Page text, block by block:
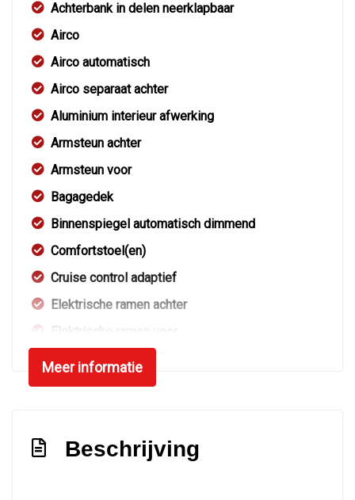
Achterbank in delen neerklapbaar
Airco
Airco automatisch
Airco separaat achter
Aluminium interieur afwerking
Armsteun achter
Armsteun voor
Bagagedek
Binnenspiegel automatisch dimmend
Comfortstoel(en)
Cruise control adaptief
Elektrische ramen achter
Elektrische ramen voor
Elektrische ramen voor en achter
Kunstlederen/microvezel bekleding
Lendesteun(en) verstelbaar
Stuur en versnellingspook (kunst)leder
Meer informatie
Beschrijving